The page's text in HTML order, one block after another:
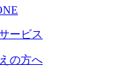
ービス
の方へ